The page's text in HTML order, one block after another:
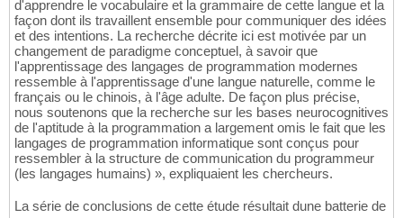
d'apprendre le vocabulaire et la grammaire de cette langue et la
façon dont ils travaillent ensemble pour communiquer des idées
et des intentions. La recherche décrite ici est motivée par un
changement de paradigme conceptuel, à savoir que
l'apprentissage des langages de programmation modernes
ressemble à l'apprentissage d'une langue naturelle, comme le
français ou le chinois, à l'âge adulte. De façon plus précise,
nous soutenons que la recherche sur les bases neurocognitives
de l'aptitude à la programmation a largement omis le fait que les
langages de programmation informatique sont conçus pour
ressembler à la structure de communication du programmeur
(les langages humains) », expliquaient les chercheurs.
La série de conclusions de cette étude résultait dune batterie de